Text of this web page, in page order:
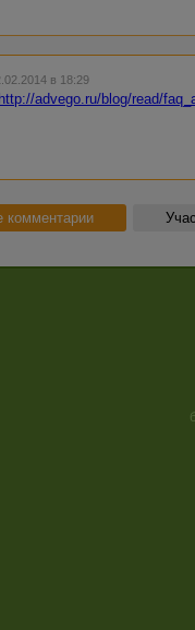
в 18:29
http://advego.ru/blog/read/
комментарии